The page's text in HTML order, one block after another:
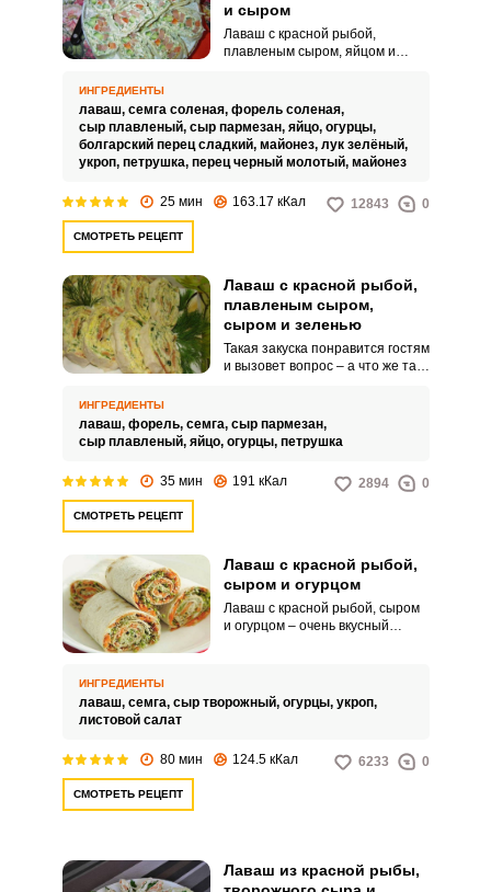
и сыром
Лаваш с красной рыбой,
плавленым сыром, яйцом и
что заготовку можно сделать
заранее.
ИНГРЕДИЕНТЫ
лаваш, семга соленая, форель соленая,
сыр плавленый, сыр пармезан, яйцо, огурцы,
болгарский перец сладкий, майонез, лук зелёный,
укроп, петрушка, перец черный молотый, майонез
25 мин 163.17 кКал 12843 0
СМОТРЕТЬ РЕЦЕПТ
Лаваш с красной рыбой,
плавленым сыром,
сыром и зеленью
Такая закуска понравится гостям
и вызовет вопрос – а что же там
начинка: красная соленая
рыбка, два вида сыра,
яйца и свежий огурец. Все
компоненты идеально
ИНГРЕДИЕНТЫ
лаваш, форель, семга, сыр пармезан,
сыр плавленый, яйцо, огурцы, петрушка
35 мин 191 кКал 2894 0
СМОТРЕТЬ РЕЦЕПТ
Лаваш с красной рыбой,
сыром и огурцом
Лаваш с красной рыбой, сыром
и огурцом – очень вкусный
аромат, а огурец и творожный
сыр делают его потрясающе
ИНГРЕДИЕНТЫ
лаваш, семга, сыр творожный, огурцы, укроп,
листовой салат
80 мин 124.5 кКал 6233 0
СМОТРЕТЬ РЕЦЕПТ
Лаваш из красной рыбы,